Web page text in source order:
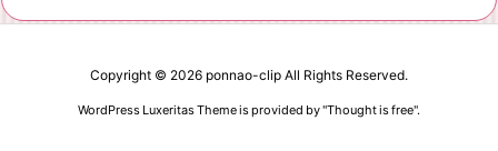
Copyright © 2026 ponnao-clip All Rights Reserved.
WordPress Luxeritas Theme is provided by "Thought is free".